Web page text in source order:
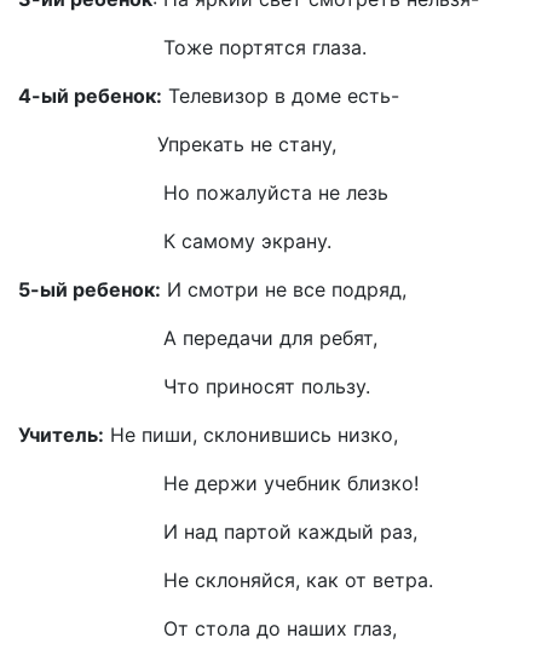
Тоже портятся глаза.
4-ый ребенок: Телевизор в доме есть-
Упрекать не стану,
Но пожалуйста не лезь
К самому экрану.
5-ый ребенок: И смотри не все подряд,
А передачи для ребят,
Что приносят пользу.
Учитель: Не пиши, склонившись низко,
Не держи учебник близко!
И над партой каждый раз,
Не склоняйся, как от ветра.
От стола до наших глаз,